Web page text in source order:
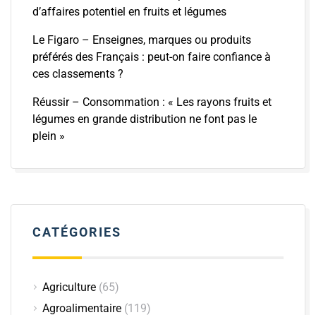
d’affaires potentiel en fruits et légumes
Le Figaro – Enseignes, marques ou produits
préférés des Français : peut-on faire confiance à
ces classements ?
Réussir – Consommation : « Les rayons fruits et
légumes en grande distribution ne font pas le
plein »
CATÉGORIES
Agriculture (65)
Agroalimentaire (119)